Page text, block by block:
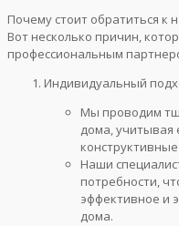
Почему стоит обратиться к
Вот несколько причин,
профессиональным
Индивидуальный
Мы проводим
дома, учитывая
Наши
потребности,
эффективное и
дома.